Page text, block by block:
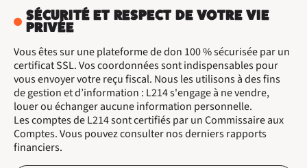
SÉCURITÉ ET RESPECT DE VOTRE VIE
PRIVÉE
Vous êtes sur une plateforme de don 100 % sécurisée par un
certificat SSL. Vos coordonnées sont indispensables pour
vous envoyer votre reçu fiscal. Nous les utilisons à des fins
de gestion et d’information : L214 s'engage à ne vendre,
louer ou échanger aucune information personnelle.
Les comptes de L214 sont certifiés par un Commissaire aux
Comptes. Vous pouvez consulter nos derniers rapports
financiers.